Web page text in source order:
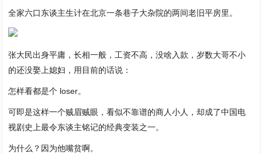
全家六口东谈主生计在北京一条巷子大杂院的两间老旧平房里。
张大民出身平庸，长相一般，工资不高，没啥入款，岁数大哥不小
的还没娶上媳妇，用目前的话说：
怎样看都是个 loser。
可即是这样一个贼眉贼眼，看似不靠谱的商人小人，却成了中国电
视剧史上最令东谈主铭记的经典变装之一。
为什么？因为他嘴贫啊。